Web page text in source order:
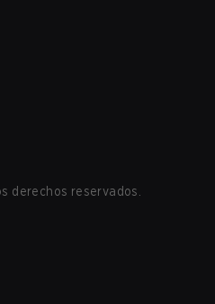
derechos reservados.